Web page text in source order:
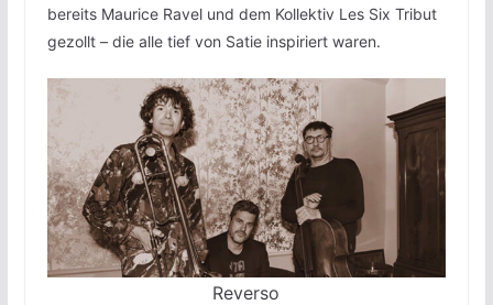
bereits Maurice Ravel und dem Kollektiv Les Six Tribut
gezollt – die alle tief von Satie inspiriert waren.
Reverso